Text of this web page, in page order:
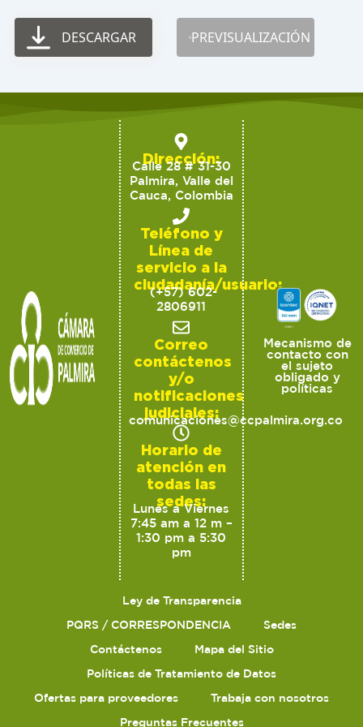
DESCARGAR PREVISUALIZACIÓN
Dirección:
Calle 28 # 31-30
Palmira, Valle del
Cauca, Colombia
Teléfono y
Línea de
servicio a la
ciudadanía/usuario:
(+57) 602-
2806911
Correo
contáctenos
y/o
notificaciones
judiciales:
comunicaciones@ccpalmira.org.co
Horario de
atención en
todas las
sedes:
Lunes a Viernes
7:45 am a 12 m –
1:30 pm a 5:30
pm
Mecanismo de
contacto con
el sujeto
obligado y
políticas
Ley de Transparencia
PQRS / CORRESPONDENCIA
Sedes
Contáctenos
Mapa del Sitio
Políticas de Tratamiento de Datos
Ofertas para proveedores
Trabaja con nosotros
Preguntas Frecuentes